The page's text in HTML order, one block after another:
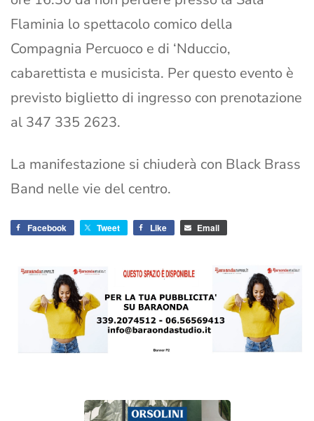
Flaminia lo spettacolo comico della
Compagnia Percuoco e di ‘Nduccio,
cabarettista e musicista. Per questo evento è
previsto biglietto di ingresso con prenotazione
al 347 335 2623.
La manifestazione si chiuderà con Black Brass
Band nelle vie del centro.
Facebook Tweet Like Email